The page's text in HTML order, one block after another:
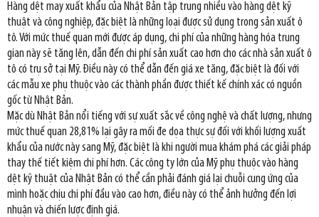
Hàng dệt may xuất khẩu của Nhật Bản tập trung nhiều vào hàng dệt kỹ
thuật và công nghiệp, đặc biệt là những loại được sử dụng trong sản xuất ô
tô. Với mức thuế quan mới được áp dụng, chi phí của những hàng hóa trung
gian này sẽ tăng lên, dẫn đến chi phí sản xuất cao hơn cho các nhà sản xuất ô
tô có trụ sở tại Mỹ. Điều này có thể dẫn đến giá xe tăng, đặc biệt là đối với
các mẫu xe phụ thuộc vào các thành phần được thiết kế chính xác có nguồn
gốc từ Nhật Bản.
Mặc dù Nhật Bản nổi tiếng với sự xuất sắc về công nghệ và chất lượng, nhưng
mức thuế quan 28,81% lại gây ra mối đe dọa thực sự đối với khối lượng xuất
khẩu của nước này sang Mỹ, đặc biệt là khi người mua khám phá các giải pháp
thay thế tiết kiệm chi phí hơn. Các công ty lớn của Mỹ phụ thuộc vào hàng
dệt kỹ thuật của Nhật Bản có thể cần phải đánh giá lại chuỗi cung ứng của
mình hoặc chịu chi phí đầu vào cao hơn, điều này có thể ảnh hưởng đến lợi
nhuận và chiến lược định giá.